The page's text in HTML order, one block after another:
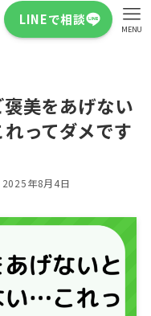
LINEで相談
MENU
褒美をあげない
ってダメです
2025年8月4日